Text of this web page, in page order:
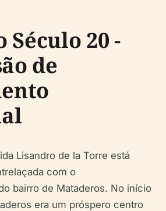
20 -
de
Lisandro de la Torre está
com o
bairro de Mataderos. No início
era um próspero centro